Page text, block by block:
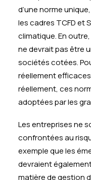
d’une norme
les cadres TCFD et
climatique. En
ne devrait pas être
sociétés cotées.
réellement
réellement, ces
adoptées par les
Les entreprises ne
confrontées au
exemple que les
devraient
matière de gestion